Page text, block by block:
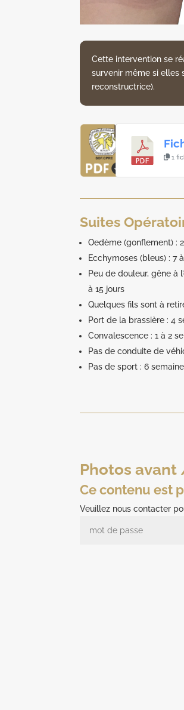
Cette intervention se
survenir même si elles
reconstructrice).
1
Suites
Oedème (gonflement) :
Ecchymoses (bleus) : 7
Peu de douleur, gêne à
à 15 jours
Quelques fils sont à
Port de la brassière : 4
Convalescence : 1 à 2
Pas de conduite de
Pas de sport : 6
Photos avant
Ce contenu est
Veuillez nous contacter